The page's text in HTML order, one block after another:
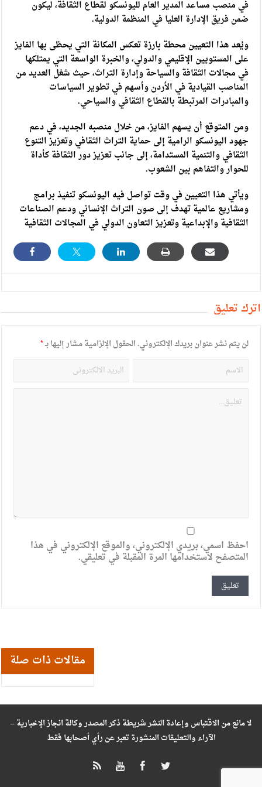
في منصب مساعد المدير العام لليونسكو لقطاع الثقافة، ليكون
ضمن فريق الإدارة العليا في المنظمة الدولية.
ويُعد هذا التعيين محطة بارزة تعكس المكانة التي يحظى بها الفايز
على المستويين الإقليمي والدولي، والخبرة الواسعة التي يمتلكها
في مجالات الثقافة والسياحة وإدارة التراث، حيث شغل العديد من
المناصب القيادية في الأردن وأسهم في تطوير السياسات
والمبادرات المرتبطة بالقطاع الثقافي والسياحي.
ومن المتوقع أن يسهم الفايز، من خلال منصبه الجديد، في دعم
جهود اليونسكو الرامية إلى حماية التراث الثقافي وتعزيز التنوع
الثقافي والتنمية المستدامة، إلى جانب تعزيز دور الثقافة كأداة
للحوار والتفاهم بين الشعوب.
ويأتي هذا التعيين في وقت تواصل فيه اليونسكو تنفيذ برامج
ومشاريع عالمية تهدف إلى صون التراث الإنساني ودعم الصناعات
الثقافية والإبداعية وتعزيز التعاون الدولي في المجالات الثقافية
أترك تعليق
لن يتم نشر عنوان بريدك الإلكتروني.الحقول الإلزامية مشار إليها بـ*
احفظ اسمي، بريدي الإلكتروني، والموقع الإلكتروني في هذا
المتصفح لاستخدامها المرة المقبلة في تعليقي.
مقالات ذات صلة
لا مانع من الاقتباس وإعادة النشر شريطة ذكر المصدر وكالة انجاز الإخبارية –
الآراء والتعليقات المنشورة تعبر عن رأي أصحابها فقط